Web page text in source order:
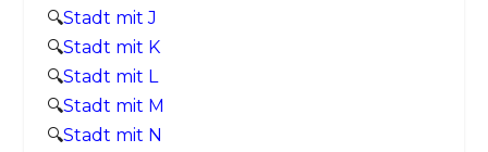
🔍Stadt mit J
🔍Stadt mit K
🔍Stadt mit L
🔍Stadt mit M
🔍Stadt mit N